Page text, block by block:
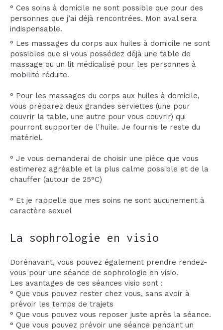
° Ces soins à domicile ne sont possible que pour des
personnes que j’ai déjà rencontrées. Mon aval sera
indispensable.
° Les massages du corps aux huiles à domicile ne sont
possibles que si vous possédez déjà une table de
massage ou un lit médicalisé pour les personnes à
mobilité réduite.
° Pour les massages du corps aux huiles à domicile,
vous préparez deux grandes serviettes (une pour
couvrir la table, une autre pour vous couvrir) qui
pourront supporter de l'huile. Je fournis le reste du
matériel.
° Je vous demanderai de choisir une pièce que vous
estimerez agréable et la plus calme possible et de la
chauffer (autour de 25°C)
° Et je rappelle que mes soins ne sont aucunement à
caractère sexuel
La sophrologie en visio
Dorénavant, vous pouvez également prendre rendez-
vous pour une séance de sophrologie en visio.
Les avantages de ces séances visio sont :
° Que vous pouvez rester chez vous, sans avoir à
prévoir les temps de trajets
° Que vous pouvez vous reposer juste après la séance.
° Que vous pouvez prévoir une séance pendant un